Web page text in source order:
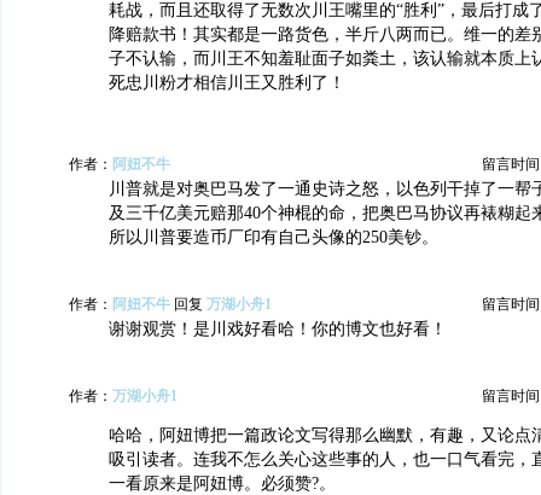
耗战，而且还取得了无数次川王嘴里的“胜利”，最后打成
降赔款书！其实都是一路货色，半斤八两而已。维一的差
子不认输，而川王不知羞耻面子如粪土，该认输就本质上
死忠川粉才相信川王又胜利了！
作者： 阿妞不牛 留言时间
川普就是对奥巴马发了一通史诗之怒，以色列干掉了一帮
及三千亿美元赔那40个神棍的命，把奥巴马协议再裱糊起
所以川普要造币厂印有自己头像的250美钞。
作者： 阿妞不牛 回复 万湖小舟1 留言时间
谢谢观赏！是川戏好看哈！你的博文也好看！
作者： 万湖小舟1 留言时间
哈哈，阿妞博把一篇政论文写得那么幽默，有趣，又论点
吸引读者。连我不怎么关心这些事的人，也一口气看完，
一看原来是阿妞博。必须赞?。